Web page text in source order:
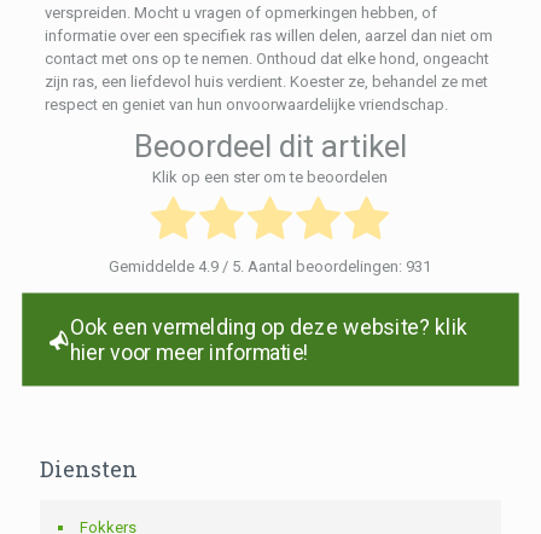
verspreiden. Mocht u vragen of opmerkingen hebben, of
informatie over een specifiek ras willen delen, aarzel dan niet om
contact met ons op te nemen. Onthoud dat elke hond, ongeacht
zijn ras, een liefdevol huis verdient. Koester ze, behandel ze met
respect en geniet van hun onvoorwaardelijke vriendschap.
Beoordeel dit artikel
Klik op een ster om te beoordelen
Gemiddelde 4.9 / 5. Aantal beoordelingen: 931
Ook een vermelding op deze website? klik
hier voor meer informatie!
Diensten
Fokkers